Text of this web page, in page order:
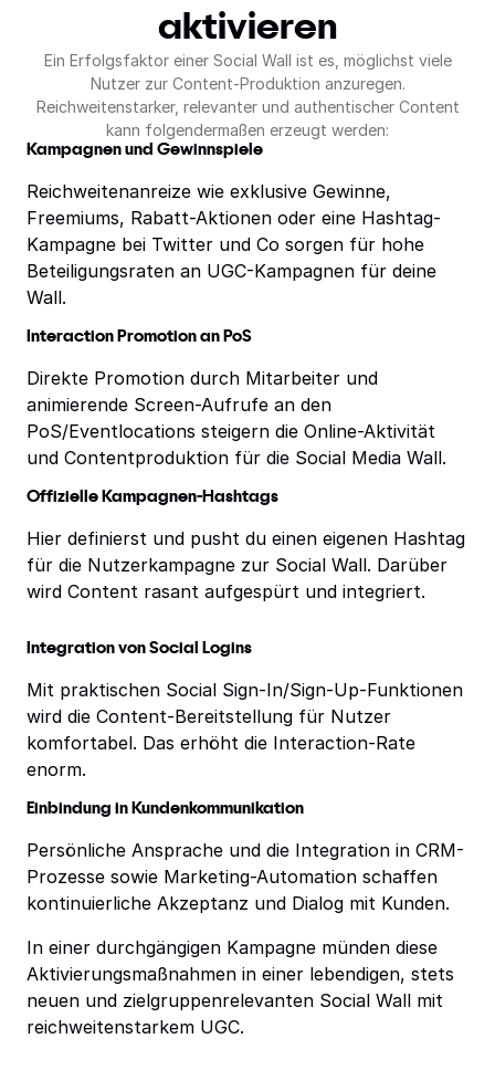
aktivieren
Ein Erfolgsfaktor einer Social Wall ist es, möglichst viele
Nutzer zur Content-Produktion anzuregen.
Reichweitenstarker, relevanter und authentischer Content
kann folgendermaßen erzeugt werden:
Kampagnen und Gewinnspiele
Reichweitenanreize wie exklusive Gewinne,
Freemiums, Rabatt-Aktionen oder eine Hashtag-
Kampagne bei Twitter und Co sorgen für hohe
Beteiligungsraten an UGC-Kampagnen für deine
Wall.
Interaction Promotion an PoS
Direkte Promotion durch Mitarbeiter und
animierende Screen-Aufrufe an den
PoS/Eventlocations steigern die Online-Aktivität
und Contentproduktion für die Social Media Wall.
Offizielle Kampagnen-Hashtags
Hier definierst und pusht du einen eigenen Hashtag
für die Nutzerkampagne zur Social Wall. Darüber
wird Content rasant aufgespürt und integriert.
Integration von Social Logins
Mit praktischen Social Sign-In/Sign-Up-Funktionen
wird die Content-Bereitstellung für Nutzer
komfortabel. Das erhöht die Interaction-Rate
enorm.
Einbindung in Kundenkommunikation
Persönliche Ansprache und die Integration in CRM-
Prozesse sowie Marketing-Automation schaffen
kontinuierliche Akzeptanz und Dialog mit Kunden.
In einer durchgängigen Kampagne münden diese
Aktivierungsmaßnahmen in einer lebendigen, stets
neuen und zielgruppenrelevanten Social Wall mit
reichweitenstarkem UGC.